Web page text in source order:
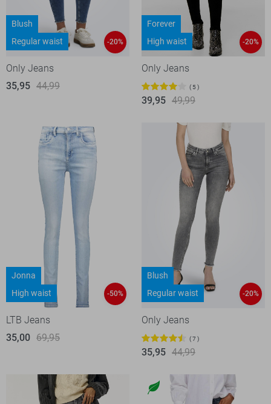
Blush
Regular waist
-20%
Only Jeans
35,95 44,99
Forever
High waist
-20%
Only Jeans
5
39,95 49,99
Jonna
High waist
-50%
LTB Jeans
35,00 69,95
Blush
Regular waist
-20%
Only Jeans
7
35,95 44,99